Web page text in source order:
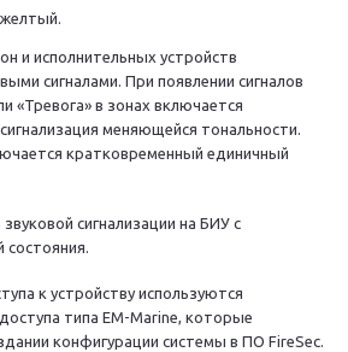
и исполнительных устройств
сигналами. При появлении сигналов
«Тревога» в зонах включается
меняющейся тональности.
кратковременный единичный
сигнализации на БИУ с
состояния.
к устройству используются
типа EM-Marine, которые
конфигурации системы в ПО FireSec.